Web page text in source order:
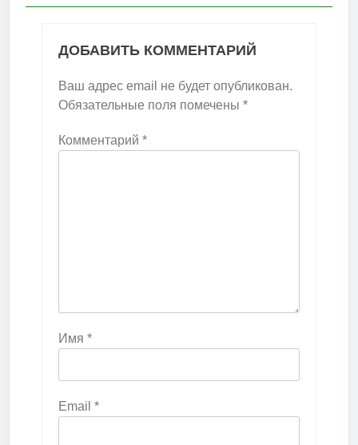
ДОБАВИТЬ КОММЕНТАРИЙ
Ваш адрес email не будет опубликован.
Обязательные поля помечены *
Комментарий *
Имя *
Email *